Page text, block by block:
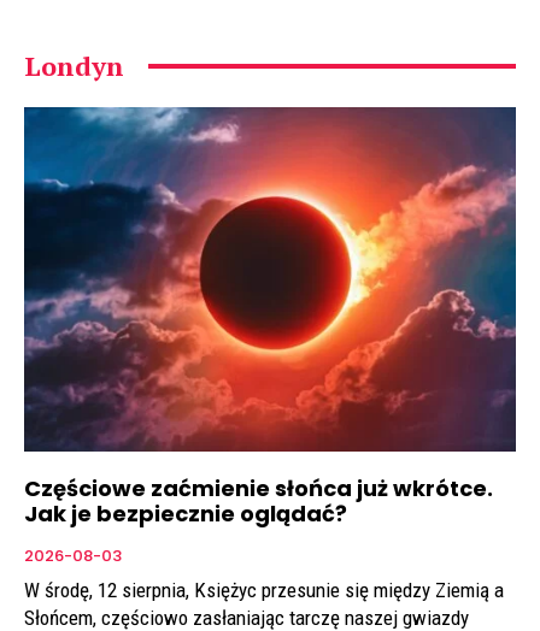
Londyn
Częściowe zaćmienie słońca już wkrótce.
Jak je bezpiecznie oglądać?
2026-08-03
W środę, 12 sierpnia, Księżyc przesunie się między Ziemią a
Słońcem, częściowo zasłaniając tarczę naszej gwiazdy